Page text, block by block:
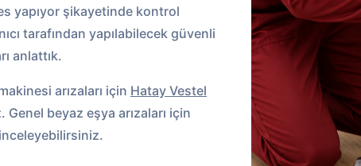
yapıyor şikayetinde kontrol
tarafından yapılabilecek güvenli
anlattık.
arızaları için Hatay Vestel
beyaz eşya arızaları için
inceleyebilirsiniz.